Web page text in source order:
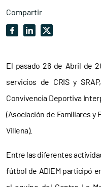
Compartir
El pasado 26 de Abril de
servicios de CRIS y
Convivencia Deportiva
(Asociación de Familiares y
Villena).
Entre las diferentes
fútbol de ADIEM participó